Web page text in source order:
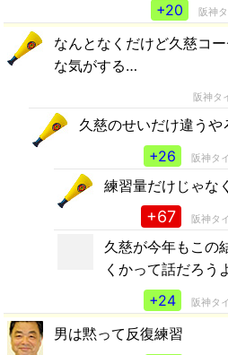
+20
阪神タ
なんとなくだけど久慈コ
な気がする…
阪神タ
久慈のせいだけ違う
+26
阪神タ
練習量だけじゃな
+67 阪神タ
久慈が今年もこの
くかって話だろう
+24
阪神タ
男は黙って反復練習